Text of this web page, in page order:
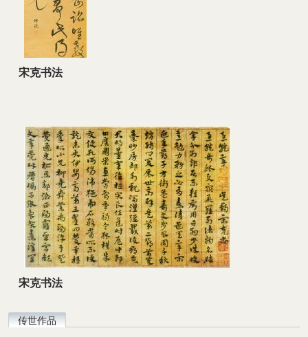
宋克书法
宋克书法
传世作品